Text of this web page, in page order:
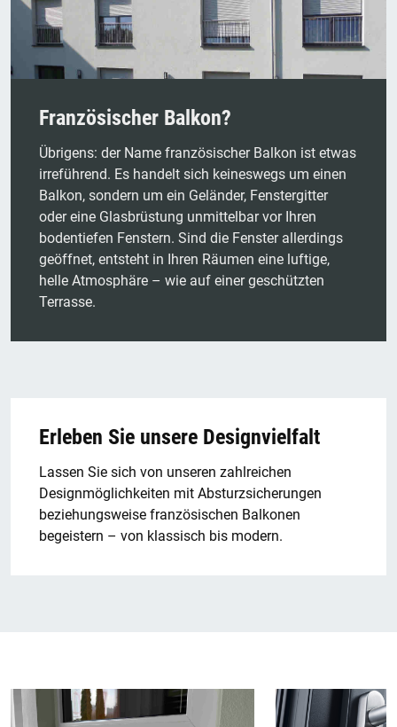
Französischer Balkon?
Übrigens: der Name französischer Balkon ist etwas
irreführend. Es handelt sich keineswegs um einen
Balkon, sondern um ein Geländer, Fenstergitter
oder eine Glasbrüstung unmittelbar vor Ihren
bodentiefen Fenstern. Sind die Fenster allerdings
geöffnet, entsteht in Ihren Räumen eine luftige,
helle Atmosphäre – wie auf einer geschützten
Terrasse.
Erleben Sie unsere Designvielfalt
Lassen Sie sich von unseren zahlreichen
Designmöglichkeiten mit Absturzsicherungen
beziehungsweise französischen Balkonen
begeistern – von klassisch bis modern.